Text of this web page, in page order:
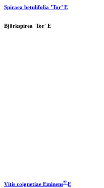
Spiraea betulifolia ’Tor’ E
Björkspirea 'Tor' E
Vitis coignetiae Eminens® E